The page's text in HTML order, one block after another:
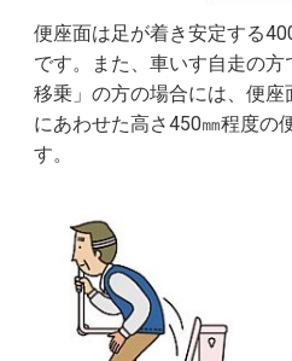
便座面は足が着き安定する
です。また、車いす自走の
移乗」の方の場合には、便座
にあわせた高さ450㎜程度の
す。